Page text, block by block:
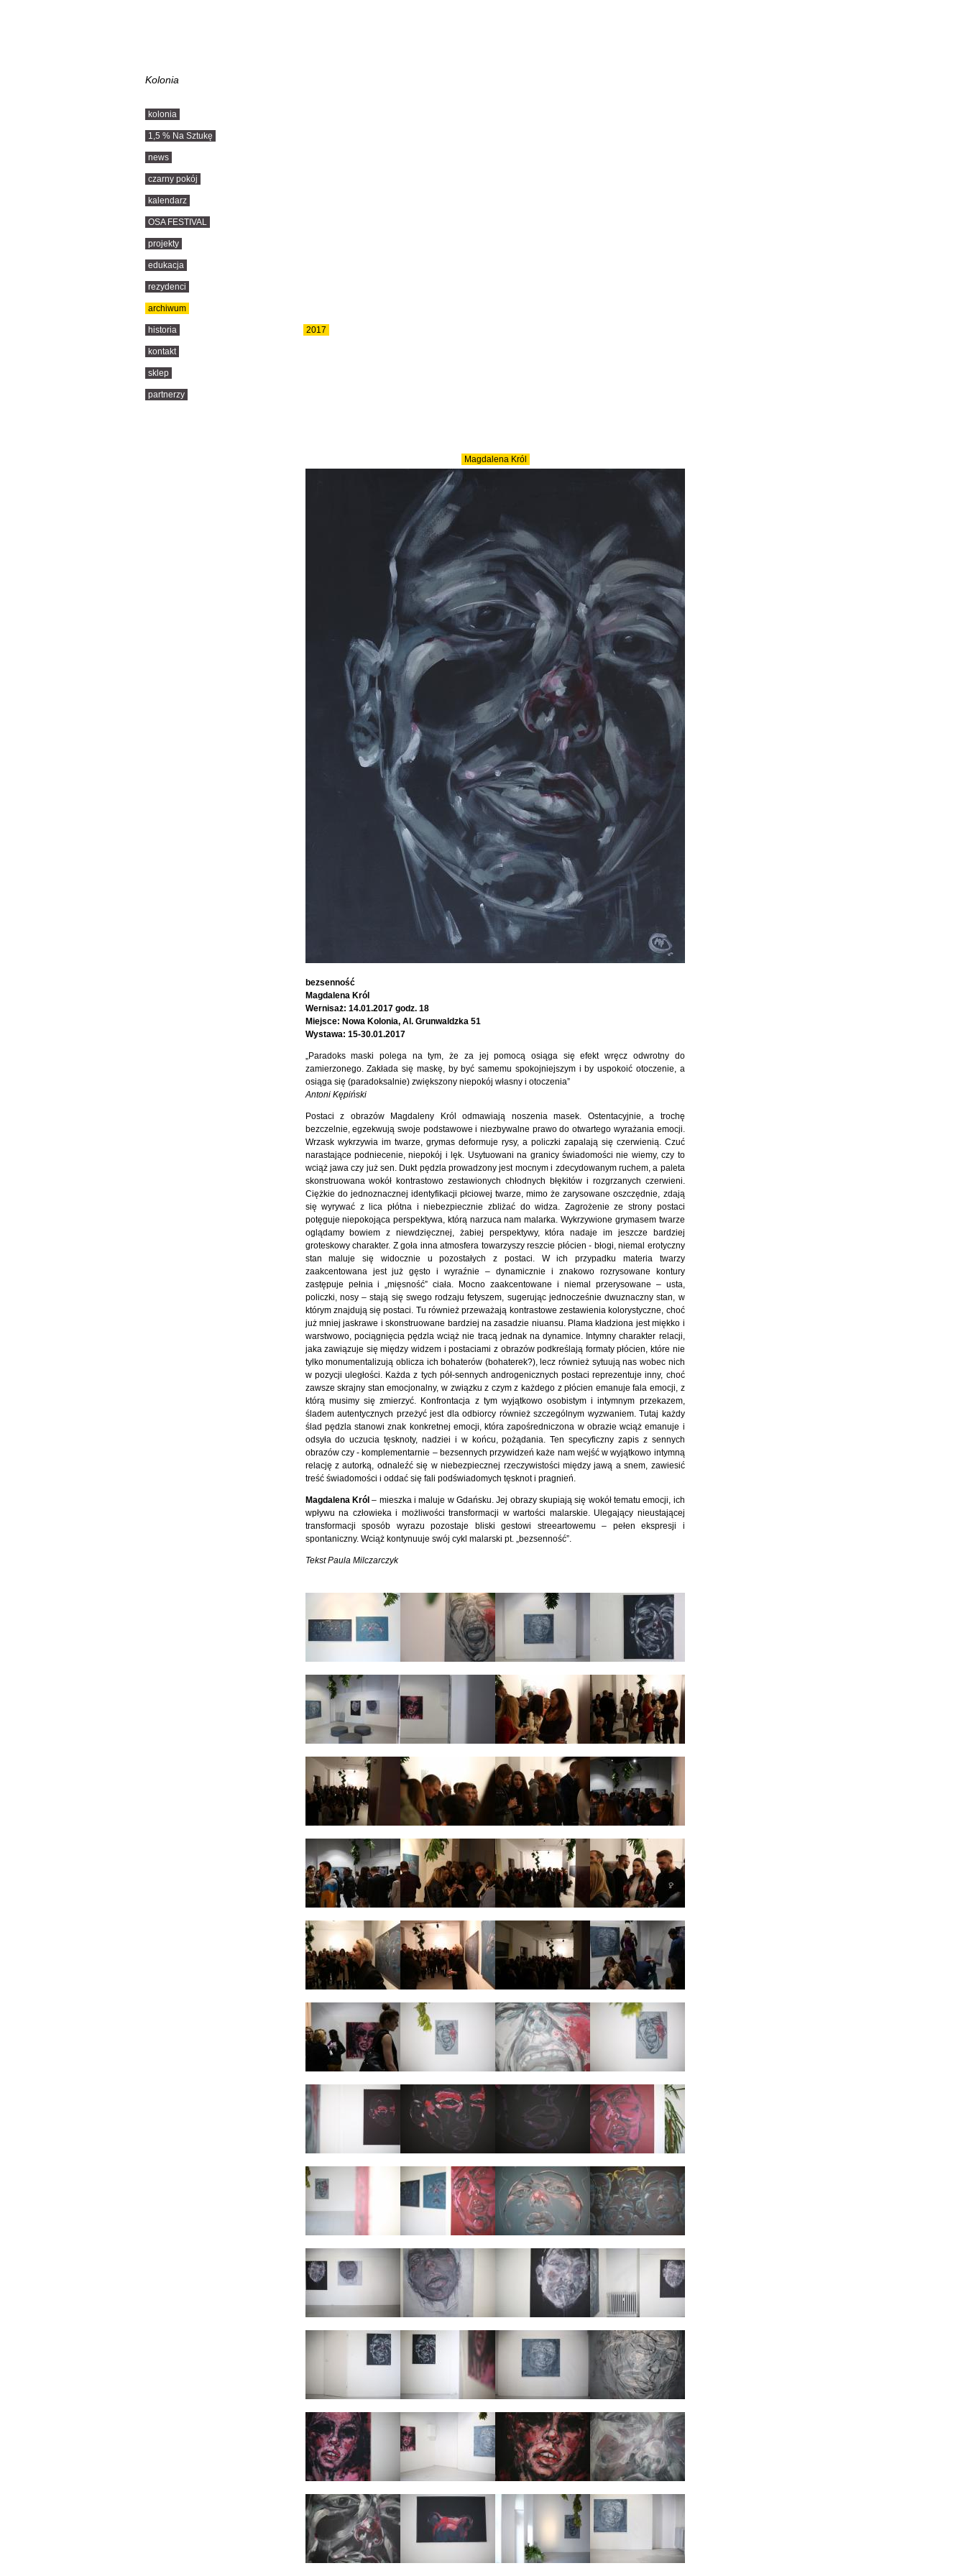
Kolonia
kolonia
1,5 % Na Sztukę
news
czarny pokój
kalendarz
OSA FESTIVAL
projekty
edukacja
rezydenci
archiwum
2017
Magdalena Król
historia
kontakt
sklep
partnerzy
bezsenność
Magdalena Król
Wernisaż: 14.01.2017 godz. 18
Miejsce: Nowa Kolonia, Al. Grunwaldzka 51
Wystawa: 15-30.01.2017
„Paradoks maski polega na tym, że za jej pomocą osiąga się efekt wręcz odwrotny do
zamierzonego. Zakłada się maskę, by być samemu spokojniejszym i by uspokoić otoczenie, a
osiąga się (paradoksalnie) zwiększony niepokój własny i otoczenia”
Antoni Kępiński
Postaci z obrazów Magdaleny Król odmawiają noszenia masek. Ostentacyjnie, a trochę
bezczelnie, egzekwują swoje podstawowe i niezbywalne prawo do otwartego wyrażania emocji.
Wrzask wykrzywia im twarze, grymas deformuje rysy, a policzki zapalają się czerwienią. Czuć
narastające podniecenie, niepokój i lęk. Usytuowani na granicy świadomości nie wiemy, czy to
wciąż jawa czy już sen. Dukt pędzla prowadzony jest mocnym i zdecydowanym ruchem, a paleta
skonstruowana wokół kontrastowo zestawionych chłodnych błękitów i rozgrzanych czerwieni.
Ciężkie do jednoznacznej identyfikacji płciowej twarze, mimo że zarysowane oszczędnie, zdają
się wyrywać z lica płótna i niebezpiecznie zbliżać do widza. Zagrożenie ze strony postaci
potęguje niepokojąca perspektywa, którą narzuca nam malarka. Wykrzywione grymasem twarze
oglądamy bowiem z niewdzięcznej, żabiej perspektywy, która nadaje im jeszcze bardziej
groteskowy charakter. Z goła inna atmosfera towarzyszy reszcie płócien - błogi, niemal erotyczny
stan maluje się widocznie u pozostałych z postaci. W ich przypadku materia twarzy
zaakcentowana jest już gęsto i wyraźnie – dynamicznie i znakowo rozrysowane kontury
zastępuje pełnia i „mięsność” ciała. Mocno zaakcentowane i niemal przerysowane – usta,
policzki, nosy – stają się swego rodzaju fetyszem, sugerując jednocześnie dwuznaczny stan, w
którym znajdują się postaci. Tu również przeważają kontrastowe zestawienia kolorystyczne, choć
już mniej jaskrawe i skonstruowane bardziej na zasadzie niuansu. Plama kładziona jest miękko i
warstwowo, pociągnięcia pędzla wciąż nie tracą jednak na dynamice. Intymny charakter relacji,
jaka zawiązuje się między widzem i postaciami z obrazów podkreślają formaty płócien, które nie
tylko monumentalizują oblicza ich bohaterów (bohaterek?), lecz również sytuują nas wobec nich
w pozycji uległości. Każda z tych pół-sennych androgenicznych postaci reprezentuje inny, choć
zawsze skrajny stan emocjonalny, w związku z czym z każdego z płócien emanuje fala emocji, z
którą musimy się zmierzyć. Konfrontacja z tym wyjątkowo osobistym i intymnym przekazem,
śladem autentycznych przeżyć jest dla odbiorcy również szczególnym wyzwaniem. Tutaj każdy
ślad pędzla stanowi znak konkretnej emocji, która zapośredniczona w obrazie wciąż emanuje i
odsyła do uczucia tęsknoty, nadziei i w końcu, pożądania. Ten specyficzny zapis z sennych
obrazów czy - komplementarnie – bezsennych przywidzeń każe nam wejść w wyjątkowo intymną
relację z autorką, odnaleźć się w niebezpiecznej rzeczywistości między jawą a snem, zawiesić
treść świadomości i oddać się fali podświadomych tęsknot i pragnień.
Magdalena Król – mieszka i maluje w Gdańsku. Jej obrazy skupiają się wokół tematu emocji, ich
wpływu na człowieka i możliwości transformacji w wartości malarskie. Ulegający nieustającej
transformacji sposób wyrazu pozostaje bliski gestowi streeartowemu – pełen ekspresji i
spontaniczny. Wciąż kontynuuje swój cykl malarski pt. „bezsenność”.
Tekst Paula Milczarczyk